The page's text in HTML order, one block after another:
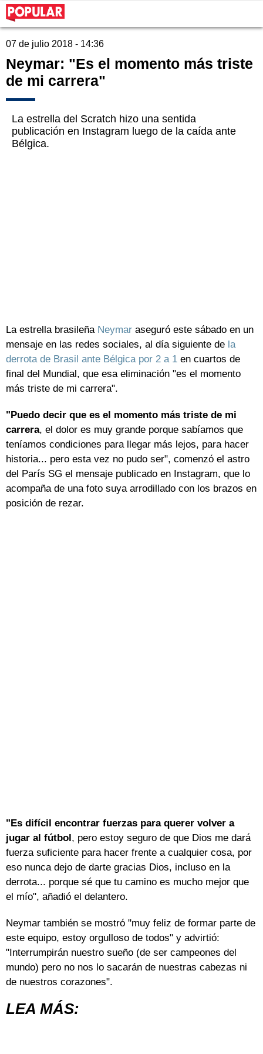
07 de julio 2018 - 14:36
Neymar: "Es el momento más triste
de mi carrera"
La estrella del Scratch hizo una sentida
publicación en Instagram luego de la caída ante
Bélgica.
La estrella brasileña Neymar aseguró este sábado en un
mensaje en las redes sociales, al día siguiente de la
derrota de Brasil ante Bélgica por 2 a 1 en cuartos de
final del Mundial, que esa eliminación "es el momento
más triste de mi carrera".
"Puedo decir que es el momento más triste de mi
carrera, el dolor es muy grande porque sabíamos que
teníamos condiciones para llegar más lejos, para hacer
historia... pero esta vez no pudo ser", comenzó el astro
del París SG el mensaje publicado en Instagram, que lo
acompaña de una foto suya arrodillado con los brazos en
posición de rezar.
"Es difícil encontrar fuerzas para querer volver a
jugar al fútbol, pero estoy seguro de que Dios me dará
fuerza suficiente para hacer frente a cualquier cosa, por
eso nunca dejo de darte gracias Dios, incluso en la
derrota... porque sé que tu camino es mucho mejor que
el mío", añadió el delantero.
Neymar también se mostró "muy feliz de formar parte de
este equipo, estoy orgulloso de todos" y advirtió:
"Interrumpirán nuestro sueño (de ser campeones del
mundo) pero no nos lo sacarán de nuestras cabezas ni
de nuestros corazones".
LEA MÁS: